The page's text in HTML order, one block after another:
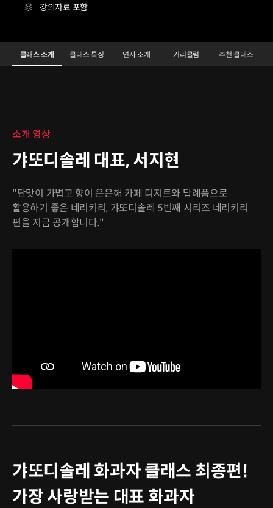
강의자료 포함
갸또디솔레대표 서지현5Details
Configuration Information Shortcuts
클래스 소개 클래스 특징 연사 소개 커리큘럼 추천 클래스
소개 영상
갸또디솔레 대표, 서지현
"단맛이 가볍고 향이 은은해 카페 디저트와 답례품으로
활용하기 좋은 네리키리, 갸또디솔레 5번째 시리즈 네리키리
편을 지금 공개합니다."
갸또디솔레 화과자 클래스 최종편!
가장 사랑받는 대표 화과자